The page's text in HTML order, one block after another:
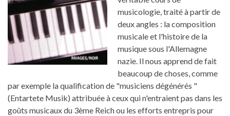
musicologie, traité à partir de
deux angles : la composition
musicale et l'histoire de la
musique sous l'Allemagne
nazie. Il nous apprend de fait
beaucoup de choses, comme
par exemple la qualification de "musiciens dégénérés "
(Entartete Musik) attribuée à ceux qui n'entraient pas dans les
goûts musicaux du 3ème Reich ou les efforts entrepris pour